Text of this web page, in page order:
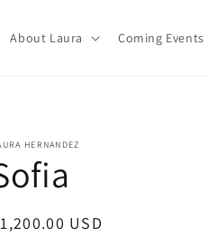
About Laura Coming Events
HERNANDEZ
USD